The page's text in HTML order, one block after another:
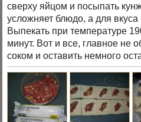
сверху яйцом и посыпать
усложняет блюдо, а для вкуса
Выпекать при температуре
минут. Вот и все, главное не
соком и оставить немного